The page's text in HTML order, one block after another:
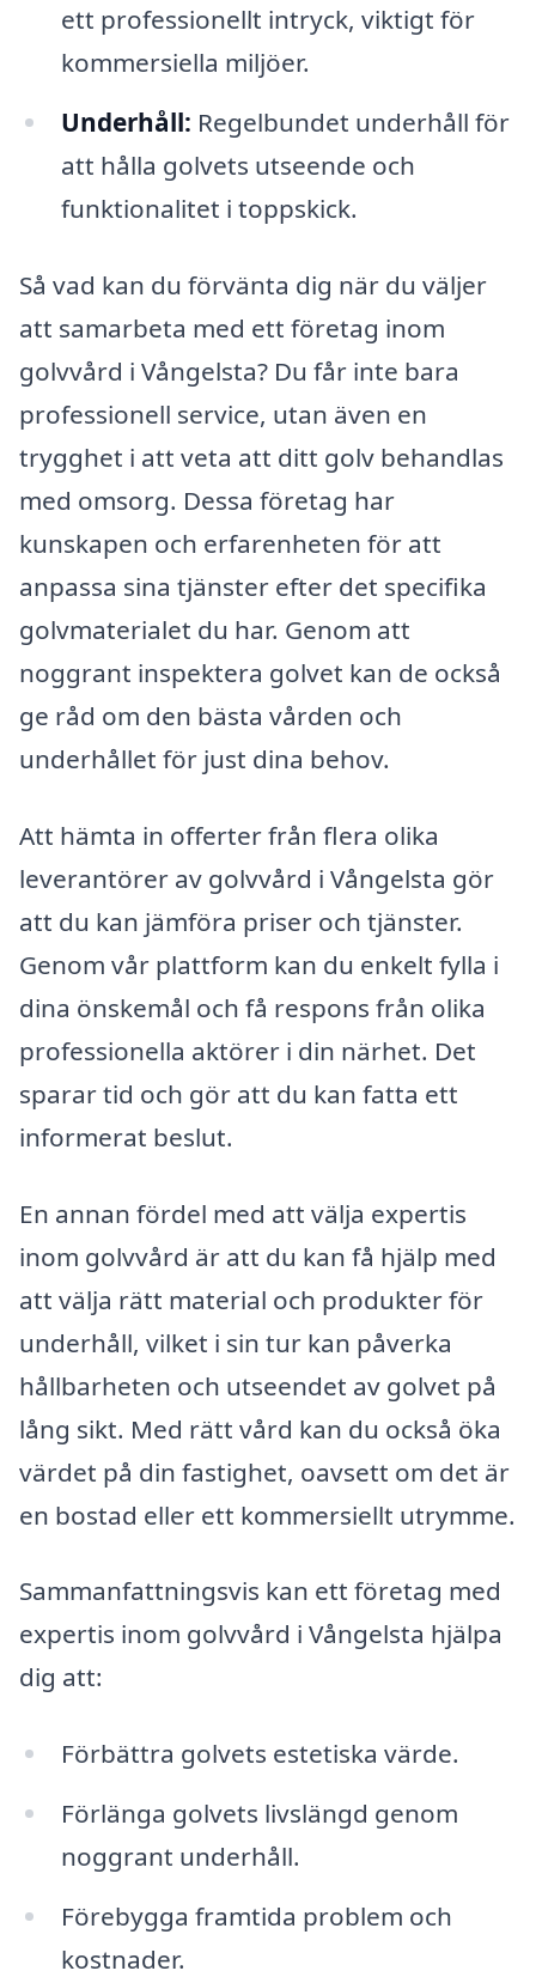
ett professionellt intryck, viktigt för
kommersiella miljöer.
Underhåll: Regelbundet underhåll för
att hålla golvets utseende och
funktionalitet i toppskick.
Så vad kan du förvänta dig när du väljer
att samarbeta med ett företag inom
golvvård i Vångelsta? Du får inte bara
professionell service, utan även en
trygghet i att veta att ditt golv behandlas
med omsorg. Dessa företag har
kunskapen och erfarenheten för att
anpassa sina tjänster efter det specifika
golvmaterialet du har. Genom att
noggrant inspektera golvet kan de också
ge råd om den bästa vården och
underhållet för just dina behov.
Att hämta in offerter från flera olika
leverantörer av golvvård i Vångelsta gör
att du kan jämföra priser och tjänster.
Genom vår plattform kan du enkelt fylla i
dina önskemål och få respons från olika
professionella aktörer i din närhet. Det
sparar tid och gör att du kan fatta ett
informerat beslut.
En annan fördel med att välja expertis
inom golvvård är att du kan få hjälp med
att välja rätt material och produkter för
underhåll, vilket i sin tur kan påverka
hållbarheten och utseendet av golvet på
lång sikt. Med rätt vård kan du också öka
värdet på din fastighet, oavsett om det är
en bostad eller ett kommersiellt utrymme.
Sammanfattningsvis kan ett företag med
expertis inom golvvård i Vångelsta hjälpa
dig att:
Förbättra golvets estetiska värde.
Förlänga golvets livslängd genom
noggrant underhåll.
Förebygga framtida problem och
kostnader.